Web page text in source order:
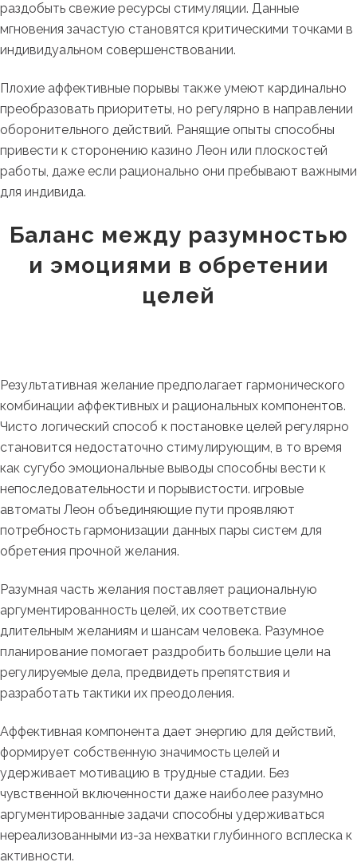
раздобыть свежие ресурсы стимуляции. Данные
мгновения зачастую становятся критическими точками в
индивидуальном совершенствовании.
Плохие аффективные порывы также умеют кардинально
преобразовать приоритеты, но регулярно в направлении
оборонительного действий. Ранящие опыты способны
привести к сторонению казино Леон или плоскостей
работы, даже если рационально они пребывают важными
для индивида.
Баланс между разумностью
и эмоциями в обретении
целей
Результативная желание предполагает гармонического
комбинации аффективных и рациональных компонентов.
Чисто логический способ к постановке целей регулярно
становится недостаточно стимулирующим, в то время
как сугубо эмоциональные выводы способны вести к
непоследовательности и порывистости. игровые
автоматы Леон объединяющие пути проявляют
потребность гармонизации данных пары систем для
обретения прочной желания.
Разумная часть желания поставляет рациональную
аргументированность целей, их соответствие
длительным желаниям и шансам человека. Разумное
планирование помогает раздробить большие цели на
регулируемые дела, предвидеть препятствия и
разработать тактики их преодоления.
Аффективная компонента дает энергию для действий,
формирует собственную значимость целей и
удерживает мотивацию в трудные стадии. Без
чувственной включенности даже наиболее разумно
аргументированные задачи способны удерживаться
нереализованными из-за нехватки глубинного всплеска к
активности.